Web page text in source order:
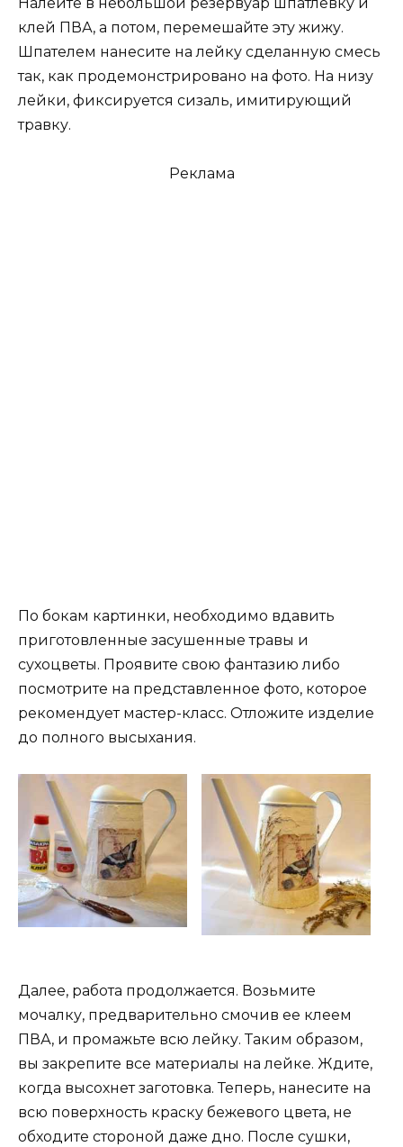
клей ПВА, а потом, перемешайте эту жижу.
Шпателем нанесите на лейку сделанную смесь
так, как продемонстрировано на фото. На низу
лейки, фиксируется сизаль, имитирующий
травку.
Реклама
По бокам картинки, необходимо вдавить
приготовленные засушенные травы и
сухоцветы. Проявите свою фантазию либо
посмотрите на представленное фото, которое
рекомендует мастер-класс. Отложите изделие
до полного высыхания.
Далее, работа продолжается. Возьмите
мочалку, предварительно смочив ее клеем
ПВА, и промажьте всю лейку. Таким образом,
вы закрепите все материалы на лейке. Ждите,
когда высохнет заготовка. Теперь, нанесите на
всю поверхность краску бежевого цвета, не
обходите стороной даже дно. После сушки,